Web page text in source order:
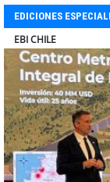
EDICIONES
SOPRAVAL